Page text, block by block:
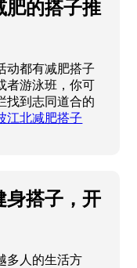
肥的搭子推
动都有减肥搭子
者游泳班，你可
找到志同道合的
江北减肥搭子
身搭子，开
多人的生活方